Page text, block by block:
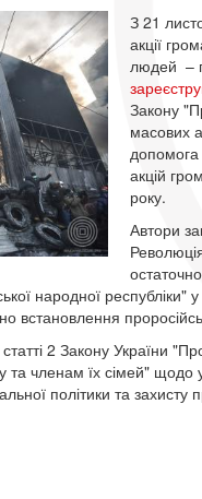
З 21
акції
людей –
Закону
масових
допомога
акцій
року.
Автори
народної
встановлення
2 Закону України
та членам їх сімей" щодо
політики та захисту